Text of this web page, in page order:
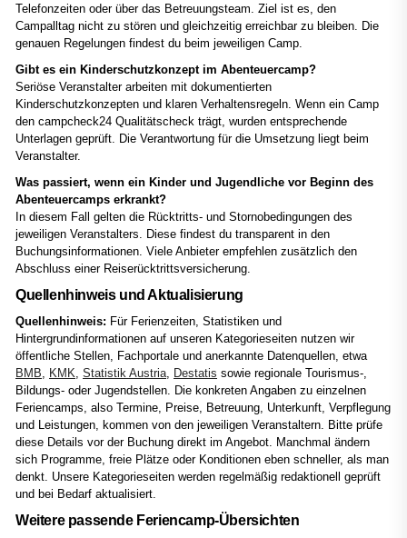
Telefonzeiten oder über das Betreuungsteam. Ziel ist es, den
Campalltag nicht zu stören und gleichzeitig erreichbar zu bleiben. Die
genauen Regelungen findest du beim jeweiligen Camp.
Gibt es ein Kinderschutzkonzept im Abenteuercamp?
Seriöse Veranstalter arbeiten mit dokumentierten
Kinderschutzkonzepten und klaren Verhaltensregeln. Wenn ein Camp
den campcheck24 Qualitätscheck trägt, wurden entsprechende
Unterlagen geprüft. Die Verantwortung für die Umsetzung liegt beim
Veranstalter.
Was passiert, wenn ein Kinder und Jugendliche vor Beginn des
Abenteuercamps erkrankt?
In diesem Fall gelten die Rücktritts- und Stornobedingungen des
jeweiligen Veranstalters. Diese findest du transparent in den
Buchungsinformationen. Viele Anbieter empfehlen zusätzlich den
Abschluss einer Reiserücktrittsversicherung.
Quellenhinweis und Aktualisierung
Quellenhinweis: Für Ferienzeiten, Statistiken und
Hintergrundinformationen auf unseren Kategorieseiten nutzen wir
öffentliche Stellen, Fachportale und anerkannte Datenquellen, etwa
BMB
KMK Statistik Austria Destatis sowie regionale Tourismus-,
Bildungs- oder Jugendstellen. Die konkreten Angaben zu einzelnen
Feriencamps, also Termine, Preise, Betreuung, Unterkunft, Verpflegung
und Leistungen, kommen von den jeweiligen Veranstaltern. Bitte prüfe
diese Details vor der Buchung direkt im Angebot. Manchmal ändern
sich Programme, freie Plätze oder Konditionen eben schneller, als man
denkt. Unsere Kategorieseiten werden regelmäßig redaktionell geprüft
und bei Bedarf aktualisiert.
Weitere passende Feriencamp-Übersichten